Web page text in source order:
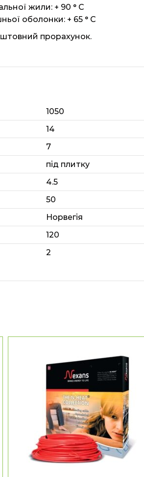
жили: + 90 ° C
оболонки: + 65 ° C
прорахунок.
1050
14
7
під плитку
4.5
50
Норвегія
120
2